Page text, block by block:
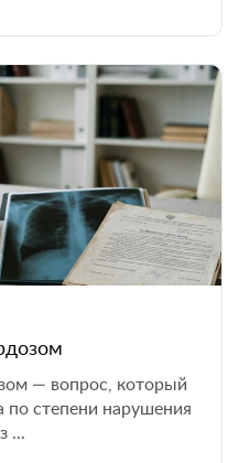
— вопрос, который
по степени нарушения
...